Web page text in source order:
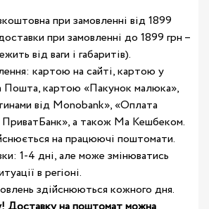
при замовленні від 1899
при замовленні до 1899 грн –
від ваги і габаритів).
картою на сайті, картою у
картою «Пакунок малюка»,
від Monobank», «Оплата
ПриватБанк», а також Ма Кешбеком.
на працюючі поштомати.
1-4 дні, але може змінюватись
в регіоні.
здійснюються кожного дня.